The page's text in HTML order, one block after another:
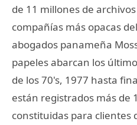
de 11 millones de
compañías más opacas
abogados panameña
papeles abarcan los
de los 70's, 1977 hasta
están registrados más de
constituidas para